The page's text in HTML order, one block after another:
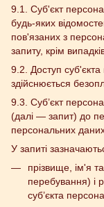
9.1. Суб'єкт
будь-яких
пов'язаних з
запиту, крім
9.2. Доступ
здійснюється
9.3. Суб’єкт
(далі — запит) до
персональних
У запиті
прізвище, ім'я
перебування) і
суб’єкта